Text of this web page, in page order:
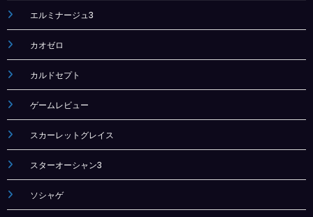
エルミナージュ3
カオゼロ
カルドセプト
ゲームレビュー
スカーレットグレイス
スターオーシャン3
ソシャゲ